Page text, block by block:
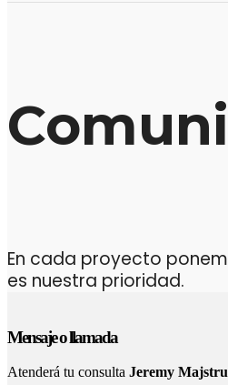
En cada proyecto
es nuestra prioridad.
Mensaje o llamada
Atenderá tu consulta Jeremy